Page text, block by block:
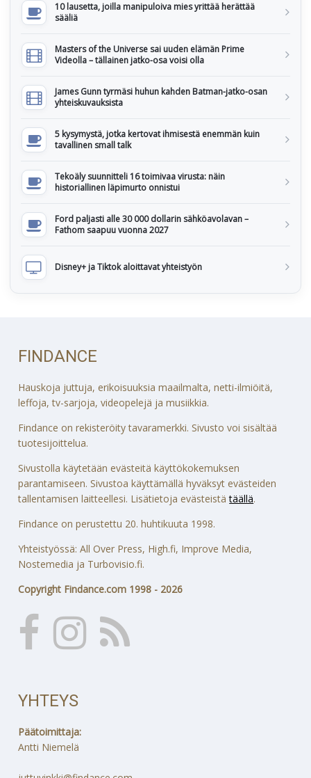
10 lausetta, joilla manipuloiva mies yrittää herättää
sääliä
Masters of the Universe sai uuden elämän Prime
Videolla – tällainen jatko-osa voisi olla
James Gunn tyrmäsi huhun kahden Batman-jatko-osan
yhteiskuvauksista
5 kysymystä, jotka kertovat ihmisestä enemmän kuin
tavallinen small talk
Tekoäly suunnitteli 16 toimivaa virusta: näin
historiallinen läpimurto onnistui
Ford paljasti alle 30 000 dollarin sähköavolavan –
Fathom saapuu vuonna 2027
Disney+ ja Tiktok aloittavat yhteistyön
FINDANCE
Hauskoja juttuja, erikoisuuksia maailmalta, netti-ilmiöitä,
leffoja, tv-sarjoja, videopelejä ja musiikkia.
Findance on rekisteröity tavaramerkki. Sivusto voi sisältää
tuotesijoittelua.
Sivustolla käytetään evästeitä käyttökokemuksen
parantamiseen. Sivustoa käyttämällä hyväksyt evästeiden
tallentamisen laitteellesi. Lisätietoja evästeistätäällä.
Findance on perustettu 20. huhtikuuta 1998.
Yhteistyössä: All Over Press, High.fi, Improve Media,
Nostemedia ja Turbovisio.fi.
Copyright Findance.com 1998 - 2026
YHTEYS
Päätoimittaja:
Antti Niemelä